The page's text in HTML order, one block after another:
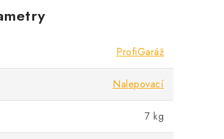
ProfiGaráž
Nalepovací
7 kg